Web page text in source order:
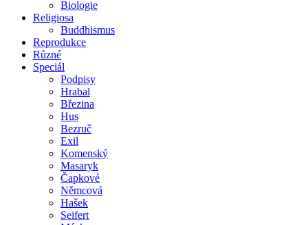
Biologie
Religiosa
Buddhismus
Reprodukce
Různé
Speciál
Podpisy
Hrabal
Březina
Hus
Bezruč
Exil
Komenský
Masaryk
Čapkové
Němcová
Hašek
Seifert